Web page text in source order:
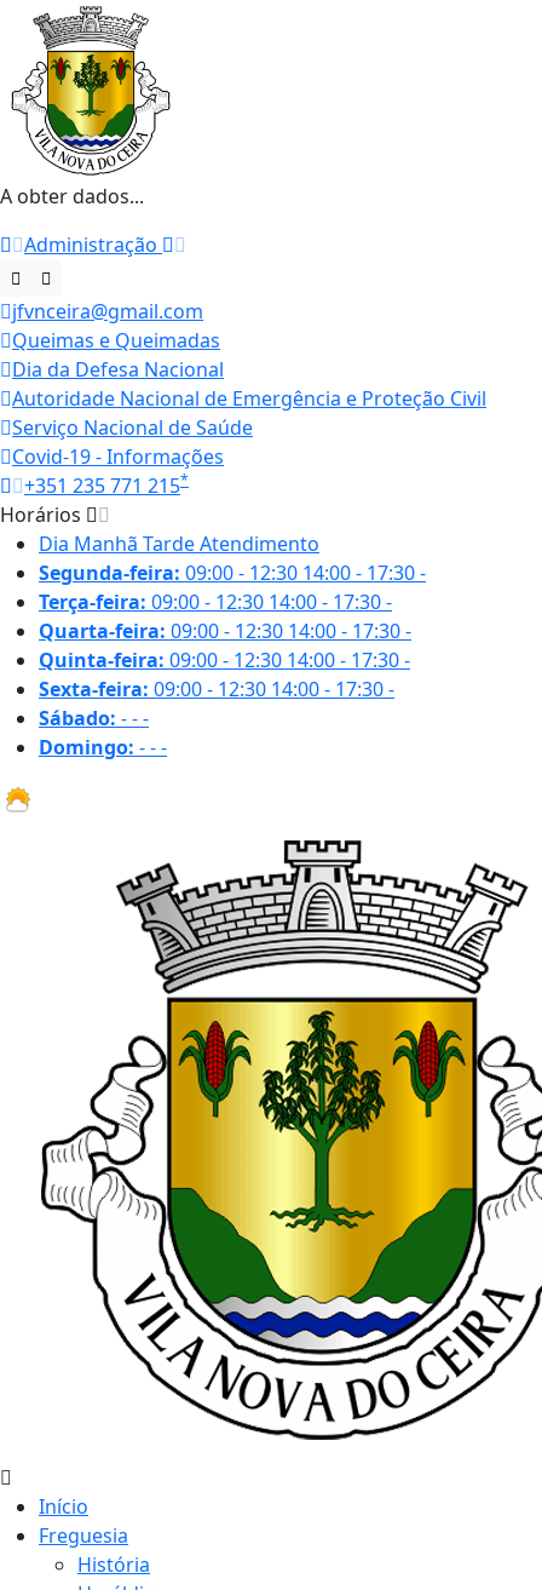
A obter dados...
Administração
jfvnceira@gmail.com
Queimas e Queimadas
Dia da Defesa Nacional
Autoridade Nacional de Emergência e Proteção Civil
Serviço Nacional de Saúde
Covid-19 - Informações
+351 235 771 215*
Horários
Dia Manhã TardeAtendimento
Segunda-feira: 09:00 - 12:30 14:00 - 17:30-
Terça-feira: 09:00 - 12:30 14:00 - 17:30-
Quarta-feira: 09:00 - 12:30 14:00 - 17:30-
Quinta-feira: 09:00 - 12:30 14:00 - 17:30-
Sexta-feira: 09:00 - 12:30 14:00 - 17:30-
Sábado: ---
Domingo: ---
Início
Freguesia
História